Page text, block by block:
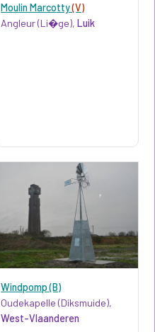
Moulin Marcotty(V)
Angleur (Li�ge),Luik
Windpomp (B)
Oudekapelle (Diksmuide),
West-Vlaanderen